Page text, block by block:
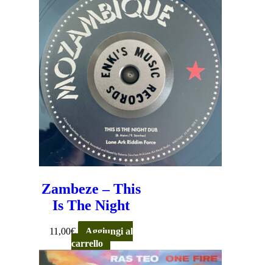
Zambeze – This
Is The Night
11,00€
Aggiungi al
carrello